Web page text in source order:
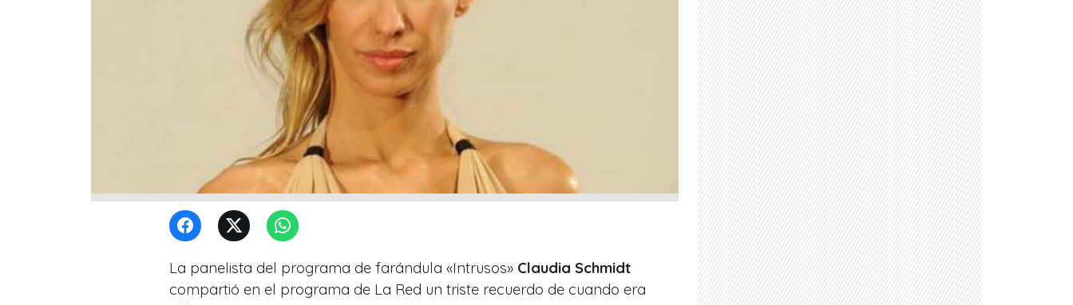
La panelista del programa de farándula «Intrusos» Claudia Schmidt
compartió en el programa de La Red un triste recuerdo de cuando era